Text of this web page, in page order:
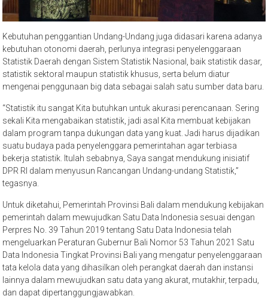
Kebutuhan penggantian Undang-Undang juga didasari karena adanya
kebutuhan otonomi daerah, perlunya integrasi penyelenggaraan
Statistik Daerah dengan Sistem Statistik Nasional, baik statistik dasar,
statistik sektoral maupun statistik khusus, serta belum diatur
mengenai penggunaan big data sebagai salah satu sumber data baru.
“Statistik itu sangat Kita butuhkan untuk akurasi perencanaan. Sering
sekali Kita mengabaikan statistik, jadi asal Kita membuat kebijakan
dalam program tanpa dukungan data yang kuat. Jadi harus dijadikan
suatu budaya pada penyelenggara pemerintahan agar terbiasa
bekerja statistik. Itulah sebabnya, Saya sangat mendukung inisiatif
DPR RI dalam menyusun Rancangan Undang-undang Statistik,”
tegasnya.
Untuk diketahui, Pemerintah Provinsi Bali dalam mendukung kebijakan
pemerintah dalam mewujudkan Satu Data Indonesia sesuai dengan
Perpres No. 39 Tahun 2019 tentang Satu Data Indonesia telah
mengeluarkan Peraturan Gubernur Bali Nomor 53 Tahun 2021 Satu
Data Indonesia Tingkat Provinsi Bali yang mengatur penyelenggaraan
tata kelola data yang dihasilkan oleh perangkat daerah dan instansi
lainnya dalam mewujudkan satu data yang akurat, mutakhir, terpadu,
dan dapat dipertanggungjawabkan.